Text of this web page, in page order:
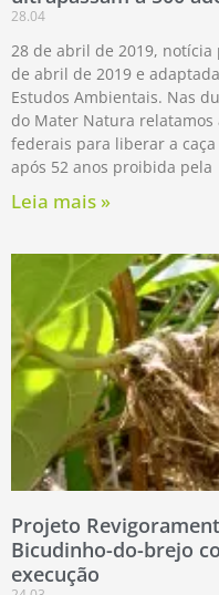
28.04
28 de abril de 2019, notícia
de abril de 2019 e
Estudos Ambientais. Nas
do Mater Natura
federais para liberar a
após 52 anos proibida pela
Leia mais »
Projeto
Bicudinho-do-brejo
execução